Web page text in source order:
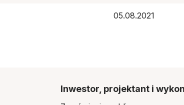
05.08.2021
Inwestor, projektant i